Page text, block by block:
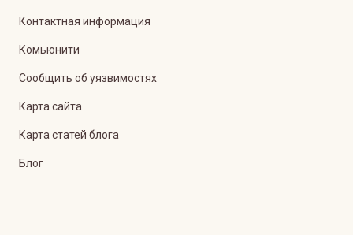
Контактная информация
Комьюнити
Сообщить об уязвимостях
Карта сайта
Карта статей блога
Блог